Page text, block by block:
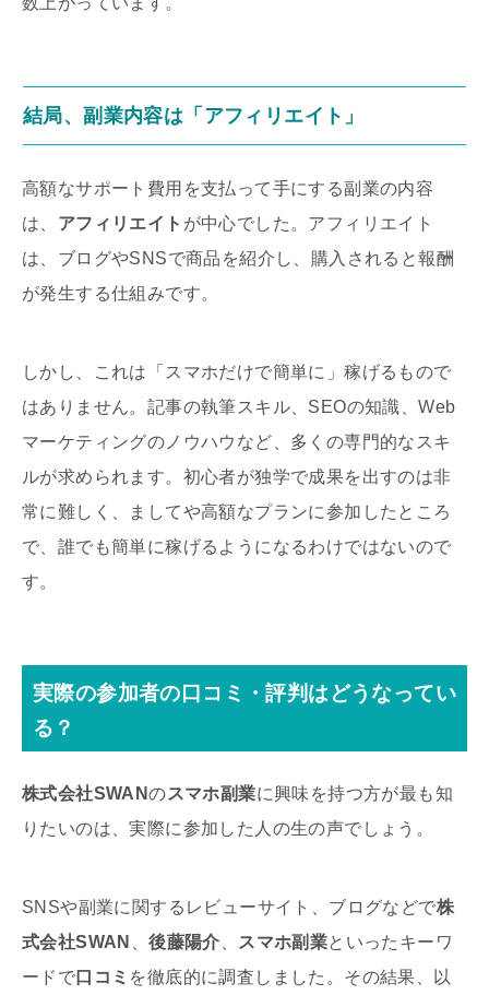
結局、副業内容は「アフィリエイト」
高額なサポート費用を支払って手にする副業の内容
は、 アフィリエイト が中心でした。アフィリエイト
は、ブログやSNSで商品を紹介し、購入されると報酬
が発生する仕組みです。
しかし、これは「スマホだけで簡単に」稼げるもので
はありません。記事の執筆スキル、SEOの知識、Web
マーケティングのノウハウなど、多くの専門的なスキ
ルが求められます。初心者が独学で成果を出すのは非
常に難しく、ましてや高額なプランに参加したところ
で、誰でも簡単に稼げるようになるわけではないので
す。
実際の参加者の口コミ・評判はどうなってい
る？
株式会社SWANのスマホ副業に興味を持つ方が最も知
りたいのは、実際に参加した人の生の声でしょう。
SNSや副業に関するレビューサイト、ブログなどで株
式会社SWAN
、後藤陽介 スマホ副業といったキーワ
ードで口コミ を徹底的に調査しました。その結果、以